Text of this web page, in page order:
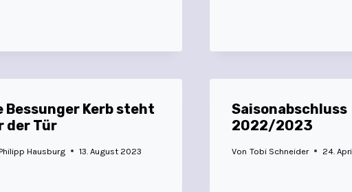
Bessunger Kerb steht
der Tür
Hausburg 13. August 2023
Saisonabschluss
2022/2023
Von Tobi Schneider 24.